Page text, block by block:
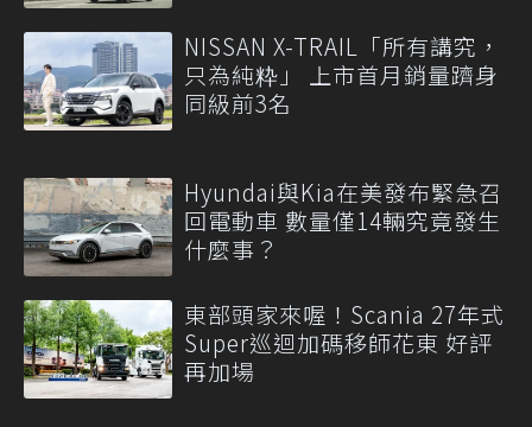
NISSAN X-TRAIL「所有講究，
只為純粋」 上市首月銷量躋身
同級前3名
Hyundai與Kia在美發布緊急召
回電動車 數量僅14輛究竟發生
什麼事？
東部頭家來喔！Scania 27年式
Super巡迴加碼移師花東 好評
再加場